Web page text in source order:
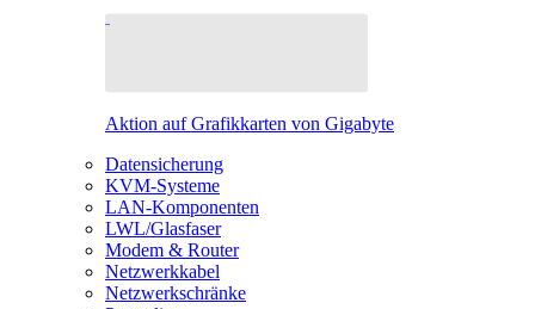
Aktion auf Grafikkarten von Gigabyte
Datensicherung
KVM-Systeme
LAN-Komponenten
LWL/Glasfaser
Modem & Router
Netzwerkkabel
Netzwerkschränke